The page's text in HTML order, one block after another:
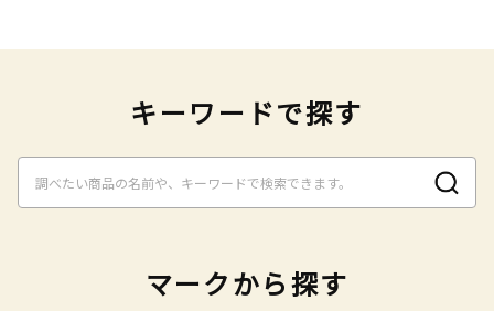
キーワードで探す
マークから探す